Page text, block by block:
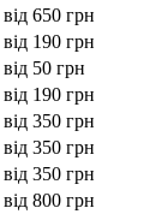
від 650 грн
від 190 грн
від 50 грн
від 190 грн
від 350 грн
від 350 грн
від 350 грн
від 800 грн